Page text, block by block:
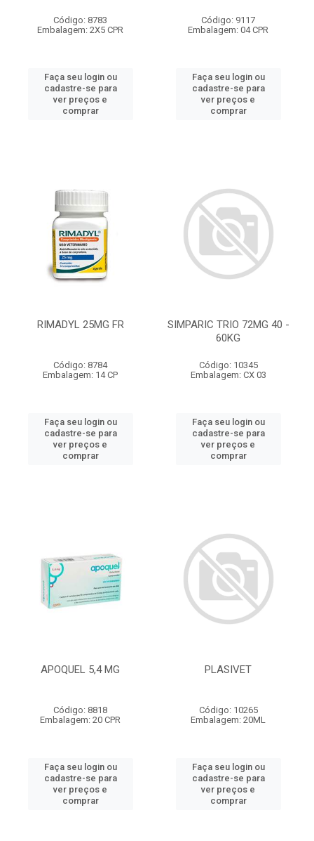
Código: 8783
Embalagem: 2X5 CPR
Faça seu login ou
cadastre-se para
ver preços e
comprar
Código: 9117
Embalagem: 04 CPR
Faça seu login ou
cadastre-se para
ver preços e
comprar
RIMADYL 25MG FR
Código: 8784
Embalagem: 14 CP
Faça seu login ou
cadastre-se para
ver preços e
comprar
SIMPARIC TRIO 72MG 40 -
60KG
Código: 10345
Embalagem: CX 03
Faça seu login ou
cadastre-se para
ver preços e
comprar
APOQUEL 5,4 MG
Código: 8818
Embalagem: 20 CPR
Faça seu login ou
cadastre-se para
ver preços e
comprar
PLASIVET
Código: 10265
Embalagem: 20ML
Faça seu login ou
cadastre-se para
ver preços e
comprar